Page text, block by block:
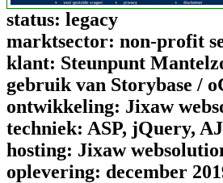
status: legacy
marktsector: non-profit
klant: Steunpunt
gebruik van Storybase /
ontwikkeling: Jixaw
techniek: ASP, jQuery,
hosting: Jixaw
oplevering: december